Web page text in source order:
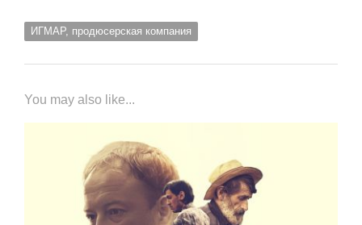
ИГМАР, продюсерская компания
You may also like...